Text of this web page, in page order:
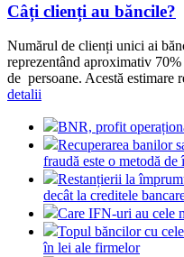
Câți clienți au băncile?
Numărul de clienți unici ai
reprezentând aproximativ
de persoane. Acestă estimare
detalii
BNR, profit
Recuperarea banilor
fraudă este o metodă de
Restanțierii la
decât la creditele
Care IFN-uri au cele
Topul băncilor cu
în lei ale firmelor